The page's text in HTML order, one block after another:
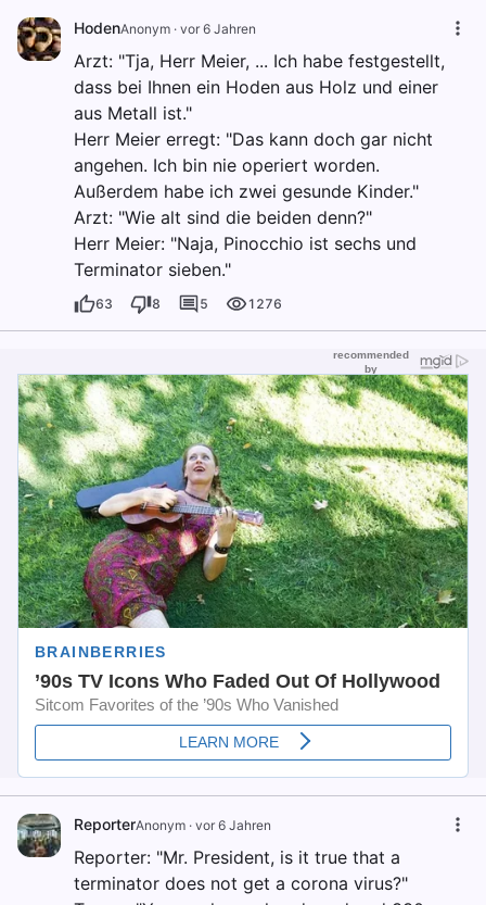
HodenAnonym · vor 6 Jahren
Arzt: "Tja, Herr Meier, ... Ich habe festgestellt,
dass bei Ihnen ein Hoden aus Holz und einer
aus Metall ist."
Herr Meier erregt: "Das kann doch gar nicht
angehen. Ich bin nie operiert worden.
Außerdem habe ich zwei gesunde Kinder."
Arzt: "Wie alt sind die beiden denn?"
Herr Meier: "Naja, Pinocchio ist sechs und
Terminator sieben."
63 8 5 1276
ReporterAnonym · vor 6 Jahren
Reporter: "Mr. President, is it true that a
terminator does not get a corona virus?"